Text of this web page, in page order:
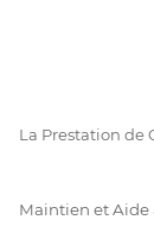
La Prestation de
Maintien et Aide